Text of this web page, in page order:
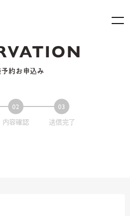
約お申込み
内容確認 送信完了